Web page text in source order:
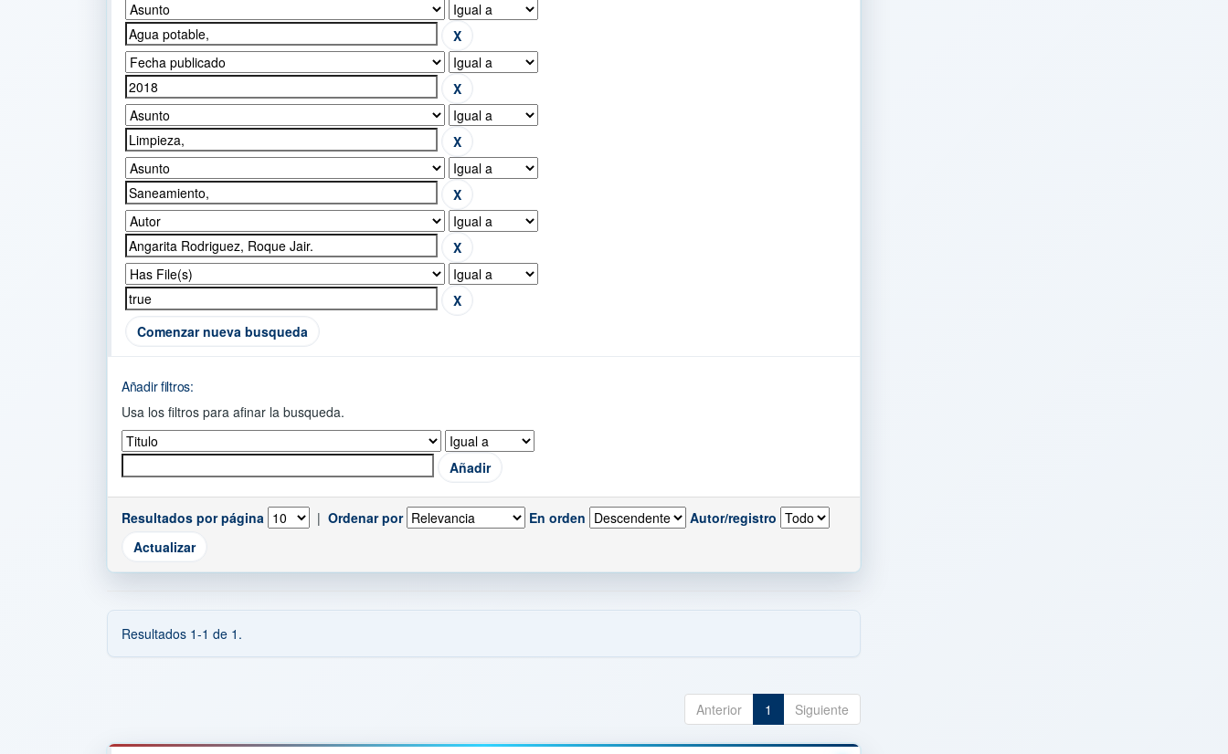
Comenzar nueva busqueda
Añadir filtros:
Usa los filtros para afinar la busqueda.
Resultados por página | Ordenar por En orden Autor/registro
Resultados 1-1 de 1.
Anterior 1 Siguiente